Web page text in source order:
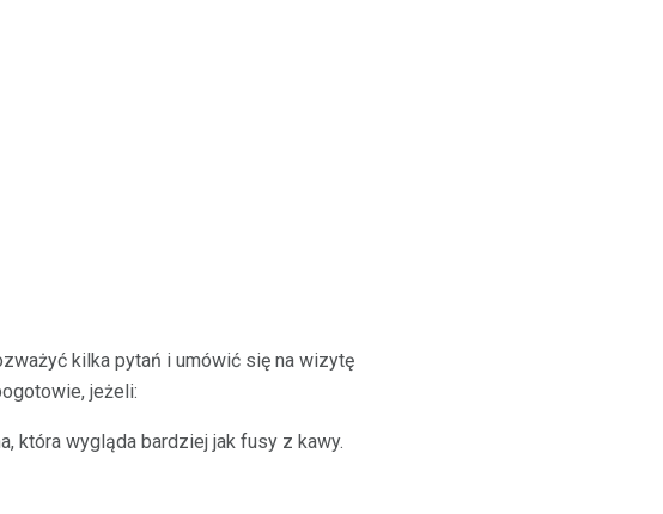
kilka pytań i umówić się na wizytę
jeżeli:
która wygląda bardziej jak fusy z kawy.